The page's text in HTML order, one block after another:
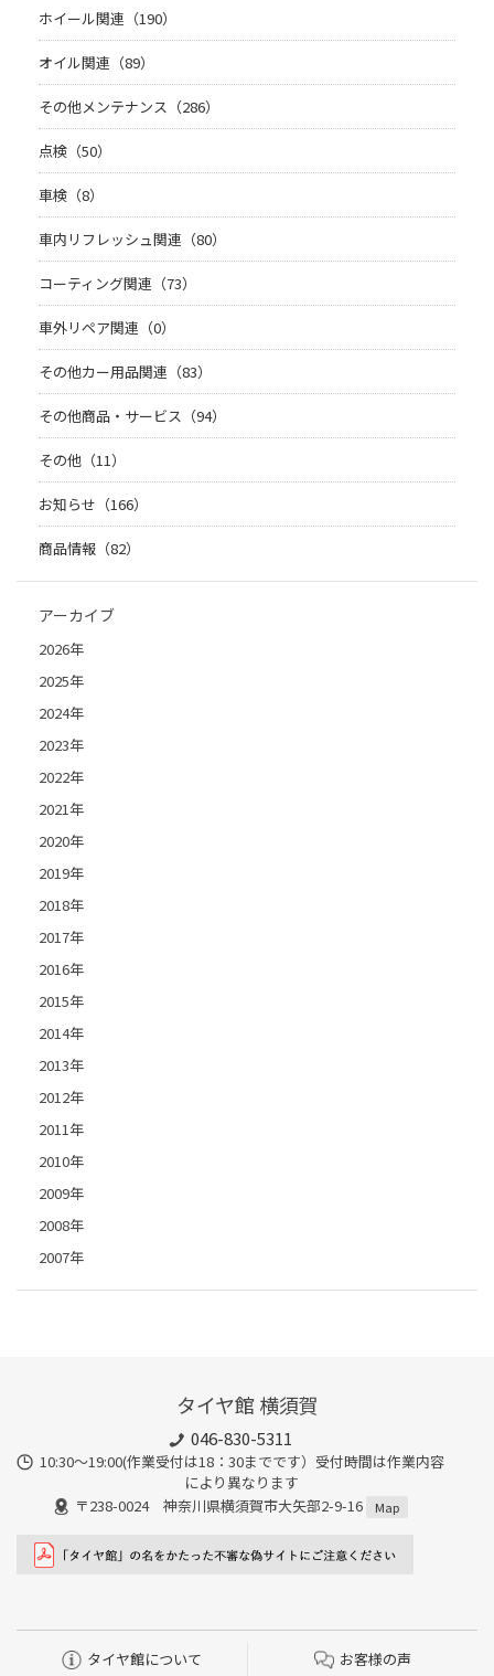
ホイール関連（190）
オイル関連（89）
その他メンテナンス（286）
点検（50）
車検（8）
車内リフレッシュ関連（80）
コーティング関連（73）
車外リペア関連（0）
その他カー用品関連（83）
その他商品・サービス（94）
その他（11）
お知らせ（166）
商品情報（82）
アーカイブ
2026年
2025年
2024年
2023年
2022年
2021年
2020年
2019年
2018年
2017年
2016年
2015年
2014年
2013年
2012年
2011年
2010年
2009年
2008年
2007年
タイヤ館 横須賀
046-830-5311
10:30～19:00(作業受付は18：30までです）受付時間は作業内容
により異なります
〒238-0024 神奈川県横須賀市大矢部2-9-16
Map
タイヤ館について お客様の声